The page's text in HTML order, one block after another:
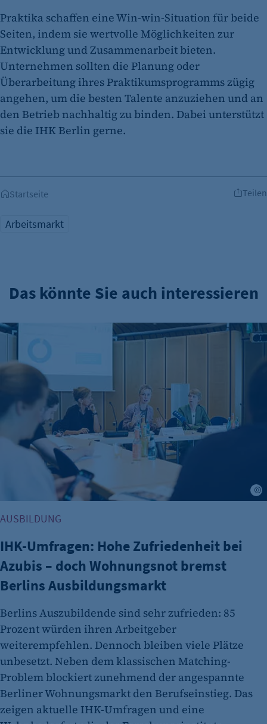
Praktika schaffen eine Win-win-Situation für beide
Seiten, indem sie wertvolle Möglichkeiten zur
Entwicklung und Zusammenarbeit bieten.
Unternehmen sollten die Planung oder
Überarbeitung ihres Praktikumsprogramms zügig
angehen, um die besten Talente anzuziehen und an
den Betrieb nachhaltig zu binden. Dabei unterstützt
sie die IHK Berlin gerne.
Startseite Teilen
Arbeitsmarkt
Das könnte Sie auch interessieren
IHK-Umfragen: Hohe Zufriedenheit bei Azubis – doch
AUSBILDUNG
IHK-Umfragen: Hohe Zufriedenheit bei
Azubis – doch Wohnungsnot bremst
Berlins Ausbildungsmarkt
Berlins Auszubildende sind sehr zufrieden: 85
Prozent würden ihren Arbeitgeber
weiterempfehlen. Dennoch bleiben viele Plätze
unbesetzt. Neben dem klassischen Matching-
Problem blockiert zunehmend der angespannte
Berliner Wohnungsmarkt den Berufseinstieg. Das
zeigen aktuelle IHK-Umfragen und eine